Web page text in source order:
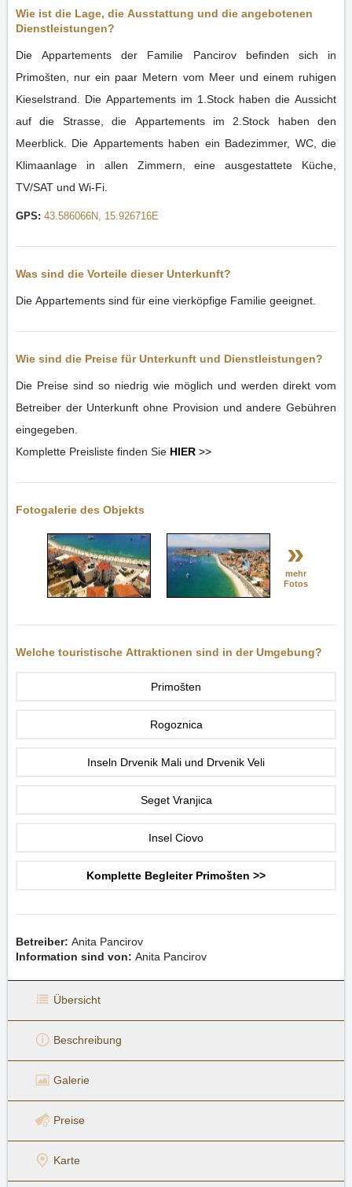
Wie ist die Lage, die Ausstattung und die angebotenen
Dienstleistungen?
Die Appartements der Familie Pancirov befinden sich in
Primošten, nur ein paar Metern vom Meer und einem ruhigen
Kieselstrand. Die Appartements im 1.Stock haben die Aussicht
auf die Strasse, die Appartements im 2.Stock haben den
Meerblick. Die Appartements haben ein Badezimmer, WC, die
Klimaanlage in allen Zimmern, eine ausgestattete Küche,
TV/SAT und Wi-Fi.
GPS: 43.586066N, 15.926716E
Was sind die Vorteile dieser Unterkunft?
Die Appartements sind für eine vierköpfige Familie geeignet.
Wie sind die Preise für Unterkunft und Dienstleistungen?
Die Preise sind so niedrig wie möglich und werden direkt vom
Betreiber der Unterkunft ohne Provision und andere Gebühren
eingegeben.
Komplette Preisliste finden Sie HIER >>
Fotogalerie des Objekts
»
mehr
Fotos
Welche touristische Attraktionen sind in der Umgebung?
Primošten
Rogoznica
Inseln Drvenik Mali und Drvenik Veli
Seget Vranjica
Insel Ciovo
Komplette Begleiter Primošten >>
Betreiber: Anita Pancirov
Information sind von: Anita Pancirov
Übersicht
Beschreibung
Galerie
Preise
Karte